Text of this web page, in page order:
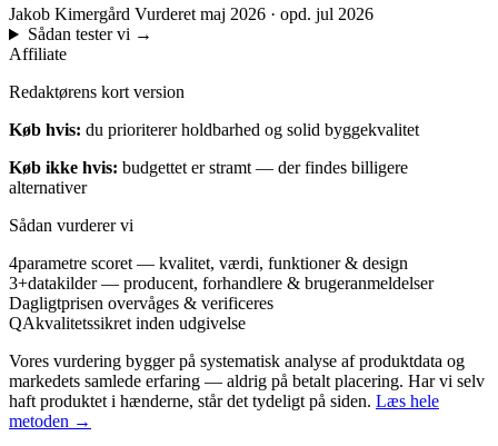
Jakob Kimergård Vurderet maj 2026 · opd. jul 2026
Sådan tester vi →
Affiliate
Redaktørens kort version
Køb hvis: du prioriterer holdbarhed og solid byggekvalitet
Køb ikke hvis: budgettet er stramt — der findes billigere
alternativer
Sådan vurderer vi
4parametre scoret — kvalitet, værdi, funktioner & design
3+datakilder — producent, forhandlere & brugeranmeldelser
Dagligtprisen overvåges & verificeres
QAkvalitetssikret inden udgivelse
Vores vurdering bygger på systematisk analyse af produktdata og
markedets samlede erfaring — aldrig på betalt placering. Har vi selv
haft produktet i hænderne, står det tydeligt på siden. Læs hele
metoden →